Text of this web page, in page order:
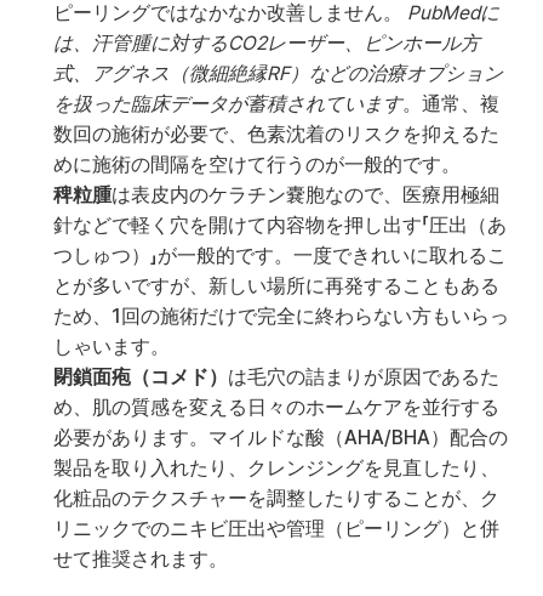
ピーリングではなかなか改善しません。 PubMedに
は、汗管腫に対するCO2レーザー、ピンホール方
式、アグネス（微細絶縁RF）などの治療オプション
を扱った臨床データが蓄積されています。通常、複
数回の施術が必要で、色素沈着のリスクを抑えるた
めに施術の間隔を空けて行うのが一般的です。
稗粒腫は表皮内のケラチン嚢胞なので、医療用極細
針などで軽く穴を開けて内容物を押し出す「圧出（あ
つしゅつ）」が一般的です。一度できれいに取れるこ
とが多いですが、新しい場所に再発することもある
ため、1回の施術だけで完全に終わらない方もいらっ
しゃいます。
閉鎖面疱（コメド） は毛穴の詰まりが原因であるた
め、肌の質感を変える日々のホームケアを並行する
必要があります。マイルドな酸（AHA/BHA）配合の
製品を取り入れたり、クレンジングを見直したり、
化粧品のテクスチャーを調整したりすることが、ク
リニックでのニキビ圧出や管理（ピーリング）と併
せて推奨されます。